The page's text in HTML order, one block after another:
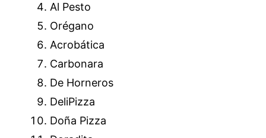
Al Pesto
Orégano
Acrobática
Carbonara
De Horneros
DeliPizza
Doña Pizza